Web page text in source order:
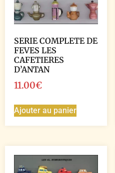
SERIE COMPLETE DE
FEVES LES
CAFETIERES
D’ANTAN
11.00€
Ajouter au panier